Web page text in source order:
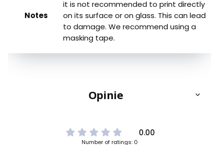
Notes
it is not recommended to print directly
on its surface or on glass. This can lead
to damage. We recommend using a
masking tape.
Opinie
0.00
Number of ratings: 0